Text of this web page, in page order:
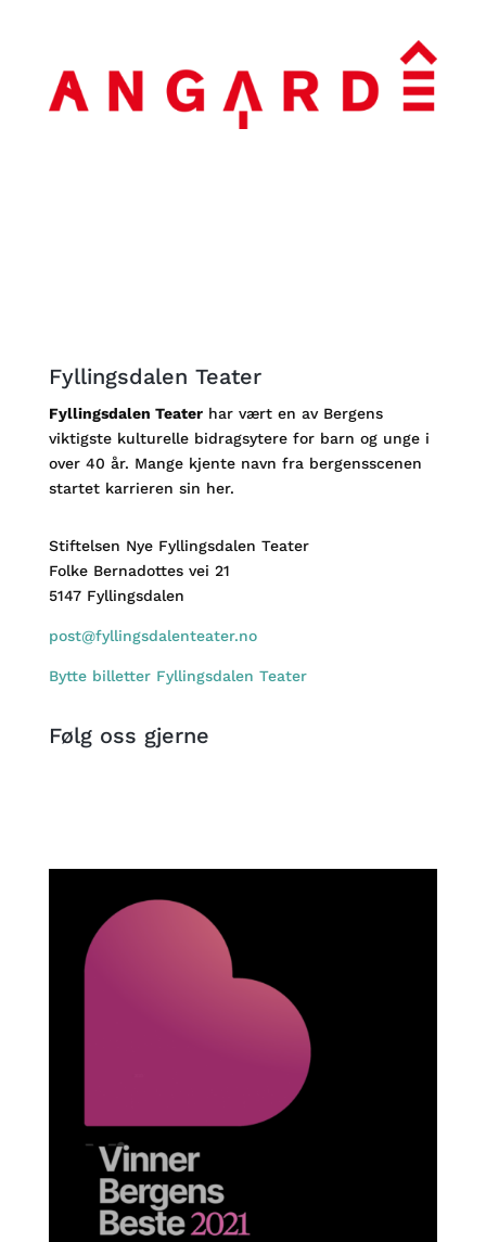
Fyllingsdalen Teater
Fyllingsdalen Teaterhar vært en av Bergens
viktigste kulturelle bidragsytere for barn og unge i
over 40 år. Mange kjente navn fra bergensscenen
startet karrieren sin her.
Stiftelsen Nye Fyllingsdalen Teater
Folke Bernadottes vei 21
5147 Fyllingsdalen
post@fyllingsdalenteater.no
Bytte billetter Fyllingsdalen Teater
Følg oss gjerne